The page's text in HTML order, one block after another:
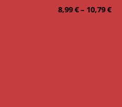
8,99€– 10,79€